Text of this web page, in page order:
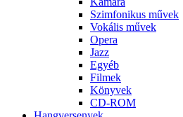
Szimfonikus művek
Vokális művek
Opera
Jazz
Egyéb
Filmek
Könyvek
CD-ROM